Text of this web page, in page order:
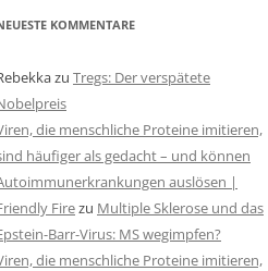
KOMMENTARE
zu Tregs: Der verspätete
die menschliche Proteine imitieren,
häufiger als gedacht – und können
auslösen |
Firezu Multiple Sklerose und das
Barr-Virus: MS wegimpfen?
die menschliche Proteine imitieren,